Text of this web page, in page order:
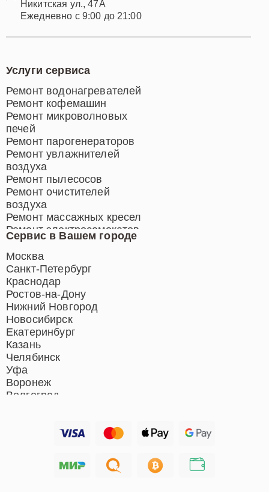
Никитская ул., 47А
Ежедневно с 9:00 до 21:00
Сервис в Вашем городе
Москва
Санкт-Петербург
Краснодар
Ростов-на-Дону
Нижний Новгород
Новосибирск
Екатеринбург
Казань
Челябинск
Уфа
Воронеж
Волгоград
Хабаровск
Услуги сервиса
Ремонт водонагревателей
Ремонт кофемашин
Ремонт микроволновых
печей
Ремонт парогенераторов
Ремонт увлажнителей
воздуха
Ремонт пылесосов
Ремонт очистителей
воздуха
Ремонт массажных кресел
Ремонт электросамокатов
Ремонт индукционных плит
Ремонт роботов-пылесосов
Ремонт гладильных систем
Ремонт отпаривателей
Ремонт вертикальных
пылесосов